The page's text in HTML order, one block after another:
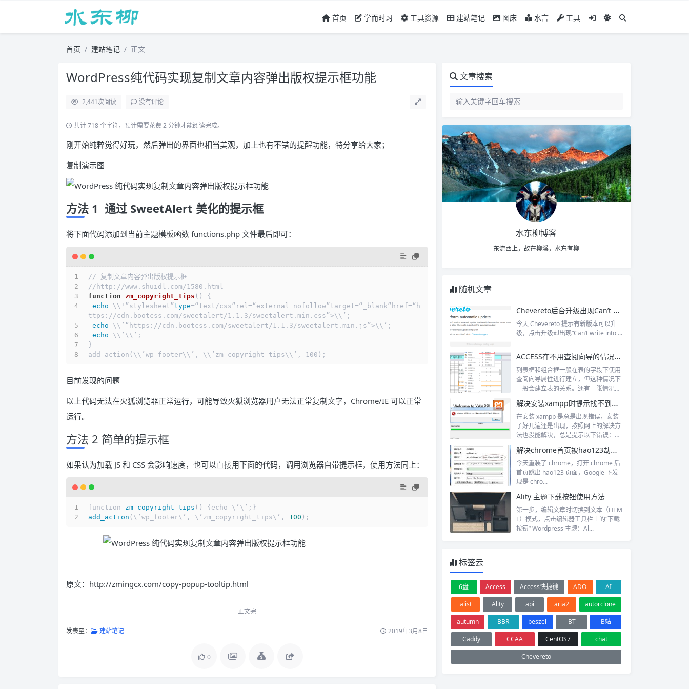
首页 学而时习 工具资源 建站笔记 图床 水言 工具
首页 建站笔记 正文
WordPress纯代码实现复制文章内容弹出版权提示框功能
2,441次阅读 没有评论
共计 718 个字符，预计需要花费 2 分钟才能阅读完成。
刚开始纯粹觉得好玩，然后弹出的界面也相当美观，加上也有不错的提醒功能，特分享给大家；
复制演示图
方法 1 通过 SweetAlert 美化的提示框
将下面代码添加到当前主题模板函数 functions.php 文件最后即可：
// 复制文章内容弹出版权提示框
//http://www.shuidl.com/1580.html
function
zm_copyright_tips () {
echo \\'”stylesheet”type=“text/css”rel=“external nofollow”target=“_blank”href=“h
ttps://cdn.bootcss.com/sweetalert/1.1.3/sweetalert.min.css”>\\’;
echo \\’“https://cdn.bootcss.com/sweetalert/1.1.3/sweetalert.min.js”>\\’;
echo \\’\\’;
}
add_action(\\’wp_footer\\’, \\’zm_copyright_tips\\’, 100);
目前发现的问题
以上代码无法在火狐浏览器正常运行，可能导致火狐浏览器用户无法正常复制文字，Chrome/IE 可以正常
运行。
方法 2 简单的提示框
如果认为加载 JS 和 CSS 会影响速度，也可以直接用下面的代码，调用浏览器自带提示框，使用方法同上：
function zm_copyright_tips () {echo \’\’;}
add_action (\’wp_footer\’, \’zm_copyright_tips\’, 100 );
原文：http://zmingcx.com/copy-popup-tooltip.html
正文完
发表至： 建站笔记 2019年3月8日
0
文章搜索
水东柳博客
东流西上，故在柳溪，水东有柳
随机文章
Chevereto后台升级出现Can’t write into /app/install/update/temp/ path错误的解决方法
今天 Chevereto 提示有新版本可以升
级，点击升级却出现“Can’t write into ...
ACCESS在不用查阅向导的情况下创建列表框和组合框
列表框和组合框一般在表的字段下使用
查阅向导属性进行建立，但这种情况下
一般会建立表的关系。还有一张情况是
解决安装xampp时提示找不到文件“-n”的方法
在安装 xampp 是总是出现错误，安装
了好几遍还是出现，按照网上的解决方
法也没能解决，总是提示以下错误：
解决chrome首页被hao123劫持，打开就跳转到hao123页面的方法
今天重装了 chrome，打开 chrome 后
首页跳出 hao123 页面，Google 下发
现是 chro...
Ality 主题下载按钮使用方法
第一步，编辑文章时切换到文本（HTM
L）模式，点击编辑器工具栏上的“下载
按钮” Wordpress 主题：Al...
标签云
6盘 Access Access快捷键 ADO
AI
alist
Ality api aria2
autorclone
autumn
BBR beszel BT
B站
Caddy
CCAA CentOS7
chat
Chevereto